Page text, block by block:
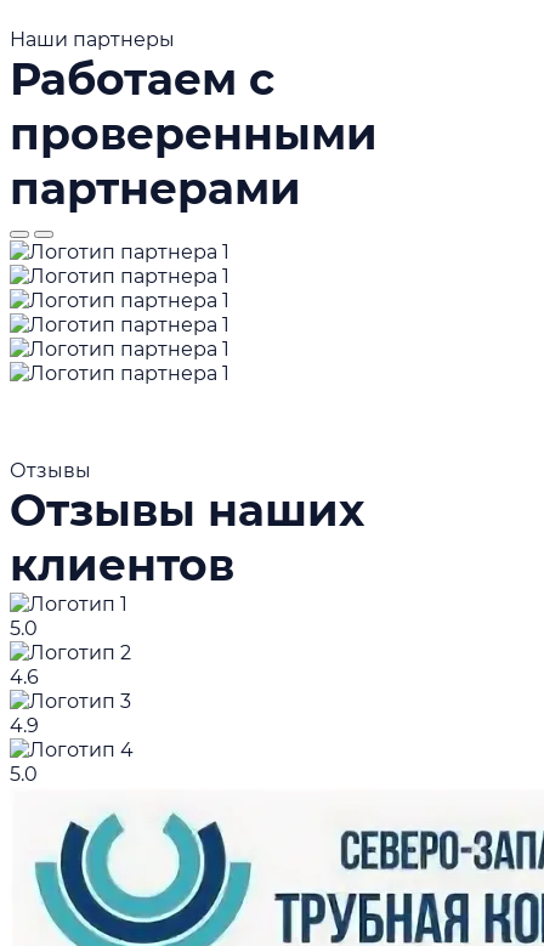
Наши партнеры
Работаем с
проверенными
партнерами
Отзывы
Отзывы наших
клиентов
5.0
4.6
4.9
5.0